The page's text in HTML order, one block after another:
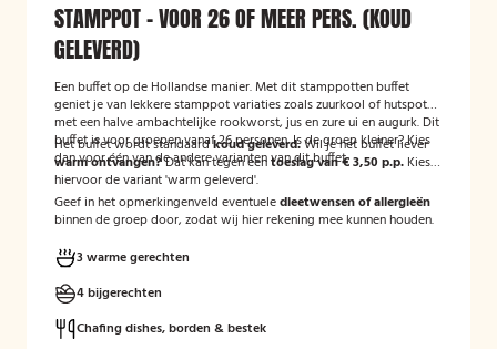
STAMPPOT - VOOR 26 OF MEER PERS. (KOUD
GELEVERD)
Een buffet op de Hollandse manier. Met dit stamppotten buffet
geniet je van lekkere stamppot variaties zoals zuurkool of hutspot
met een halve ambachtelijke rookworst, jus en zure ui en augurk. Dit
buffet is voor groepen vanaf 26 personen. Is de groep kleiner? Kies
dan voor één van de andere varianten van dit buffet.
Het buffet wordt standaardkoud geleverd.Wil je het buffet liever
warm ontvangen?Dat kan tegen eentoeslag van € 3,50 p.p. Kies
hiervoor de variant 'warm geleverd'.
Geef in het opmerkingenveld eventueledieetwensen of allergieën
binnen de groep door, zodat wij hier rekening mee kunnen houden.
3 warme gerechten
4 bijgerechten
Chafing dishes, borden & bestek